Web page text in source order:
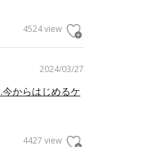
4524 view
2024/03/27
からはじめるケ
4427 view